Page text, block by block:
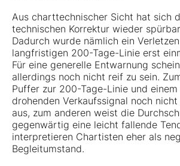
Aus charttechnischer Sicht hat sich
technischen Korrektur wieder
Dadurch wurde nämlich ein
langfristigen 200-Tage-Linie erst
Für eine generelle Entwarnung
allerdings noch nicht reif zu sein.
Puffer zur 200-Tage-Linie und
drohenden Verkaufssignal noch
aus, zum anderen weist die
gegenwärtig eine leicht fallende
interpretieren Chartisten eher als
Begleitumstand.